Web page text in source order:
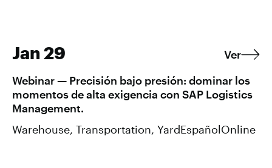
Jan 29
Ver
Webinar — Precisión bajo presión: dominar los
momentos de alta exigencia con SAP Logistics
Management.
Warehouse, Transportation, YardEspañolOnline